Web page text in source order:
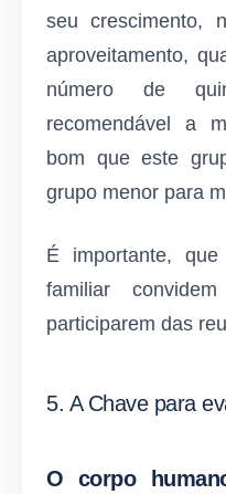
seu crescimento,
aproveitamento,
número de
recomendável a
bom que este
grupo menor para
É importante,
familiar
participarem das
5. A Chave para
O corpo